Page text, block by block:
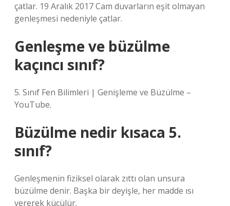
çatlar. 19 Aralık 2017 Cam duvarların eşit olmayan
genleşmesi nedeniyle çatlar.
Genleşme ve büzülme
kaçıncı sınıf?
5. Sınıf Fen Bilimleri | Genişleme ve Büzülme –
YouTube.
Büzülme nedir kısaca 5.
sınıf?
Genleşmenin fiziksel olarak zıttı olan unsura
büzülme denir. Başka bir deyişle, her madde ısı
vererek küçülür.